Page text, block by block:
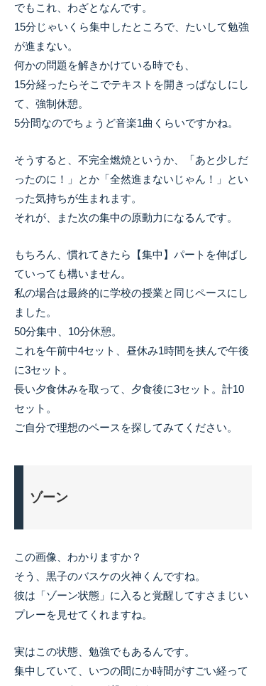
でもこれ、わざとなんです。
15分じゃいくら集中したところで、たいして勉強
が進まない。
何かの問題を解きかけている時でも、
15分経ったらそこでテキストを開きっぱなしにし
て、強制休憩。
5分間なのでちょうど音楽1曲くらいですかね。
そうすると、不完全燃焼というか、「あと少しだ
ったのに！」とか「全然進まないじゃん！」とい
った気持ちが生まれます。
それが、また次の集中の原動力になるんです。
もちろん、慣れてきたら【集中】パートを伸ばし
ていっても構いません。
私の場合は最終的に学校の授業と同じペースにし
ました。
50分集中、10分休憩。
これを午前中4セット、昼休み1時間を挟んで午後
に3セット。
長い夕食休みを取って、夕食後に3セット。計10
セット。
ご自分で理想のペースを探してみてください。
ゾーン
この画像、わかりますか？
そう、黒子のバスケの火神くんですね。
彼は「ゾーン状態」に入ると覚醒してすさまじい
プレーを見せてくれますね。
実はこの状態、勉強でもあるんです。
集中していて、いつの間にか時間がすごい経って